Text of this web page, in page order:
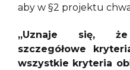
aby w §2 projektu
„Uznaje się,
szczegółowe
wszystkie kryteria